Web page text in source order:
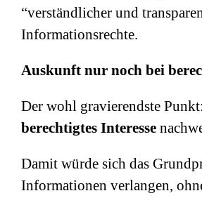
“verständlicher und
Informationsrechte.
Auskunft nur noch bei
Der wohl gravierendste
berechtigtes Interesse
Damit würde sich das
Informationen verlangen,